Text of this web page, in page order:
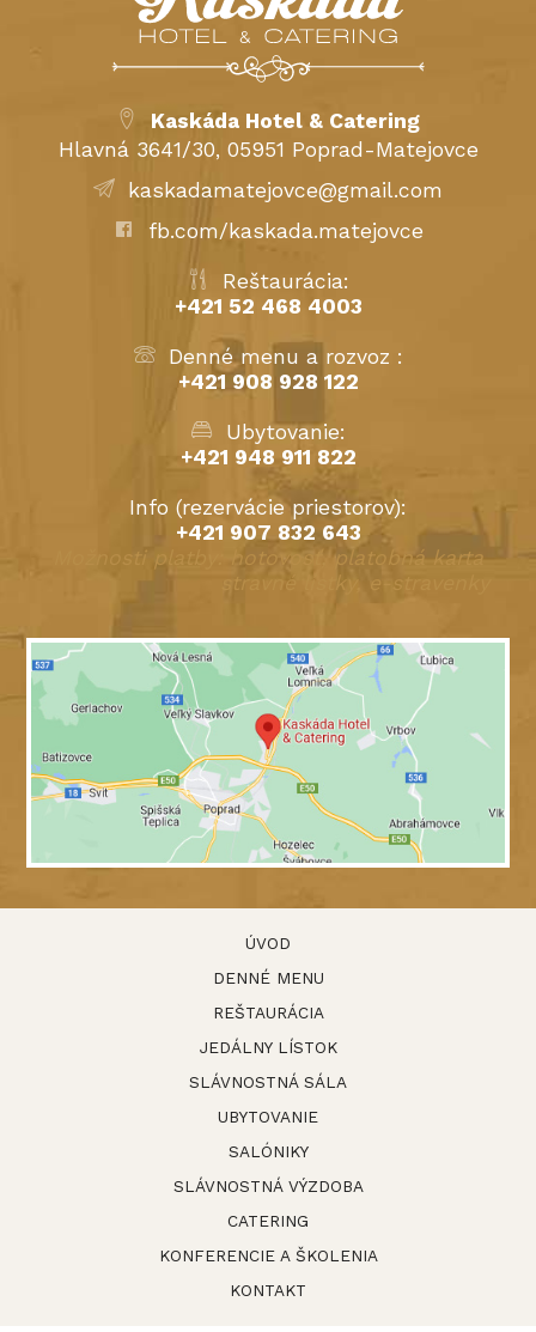
Kaskáda Hotel & Catering
Hlavná 3641/30, 05951 Poprad-Matejovce
kaskadamatejovce@gmail.com
fb.com/kaskada.matejovce
Reštaurácia:
+421 52 468 4003
Denné menu a rozvoz :
+421 908 928 122
Ubytovanie:
+421 948 911 822
Info (rezervácie priestorov):
+421 907 832 643
Možnosti platby: hotovosť, platobná karta
stravné lístky, e-stravenky
ÚVOD
DENNÉ MENU
REŠTAURÁCIA
JEDÁLNY LÍSTOK
SLÁVNOSTNÁ SÁLA
UBYTOVANIE
SALÓNIKY
SLÁVNOSTNÁ VÝZDOBA
CATERING
KONFERENCIE A ŠKOLENIA
KONTAKT